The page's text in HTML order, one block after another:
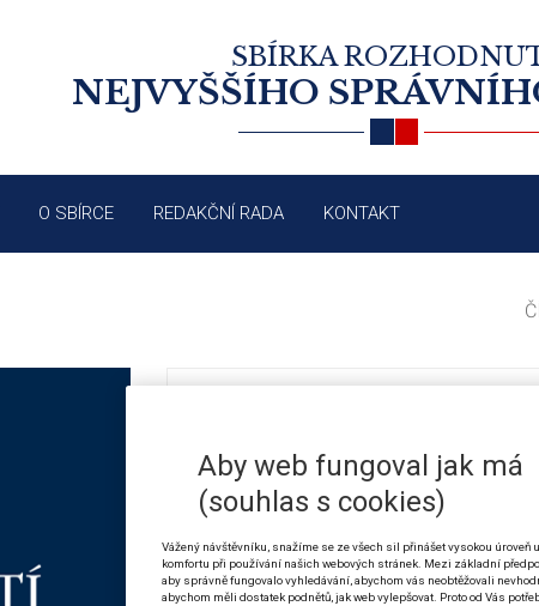
SBÍRKA
NEJVYŠŠÍHO
O SBÍRCE REDAKČNÍ RADA KONTAKT
Datum:29.11.2012· Sbírkové
Sb.NSS· Autor:Nejvyšší
500/2004 Sb.: §149;
Aby web fungoval jak má
(souhlas s cookies)
Vážený návštěvníku, snažíme se ze všech sil přinášet vysokou úroveň
komfortu při používání našich webových stránek. Mezi základní
aby správně fungovalo vyhledávání, abychom vás neobtěžovali
abychom měli dostatek podnětů, jak web vylepšovat. Proto od Vás